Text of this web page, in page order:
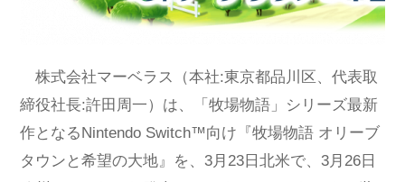
株式会社マーベラス（本社:東京都品川区、代表取
締役社長:許田周一）は、「牧場物語」シリーズ最新
作となるNintendo Switch™向け『牧場物語 オリーブ
タウンと希望の大地』を、3月23日北米で、3月26日